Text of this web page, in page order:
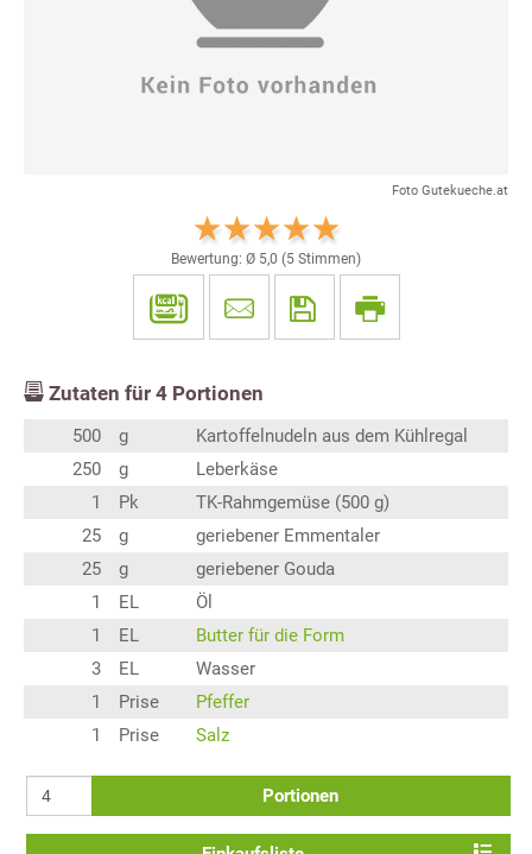
Foto Gutekueche.at
Bewertung: Ø 5,0 (5 Stimmen)
Zutaten für 4 Portionen
500 g
Kartoffelnudeln aus dem Kühlregal
250
g
Leberkäse
1
Pk
TK-Rahmgemüse (500 g)
25
g
geriebener Emmentaler
25
g
geriebener Gouda
1
EL
Öl
1
EL
Butter für die Form
3
EL
Wasser
1
Prise
Pfeffer
1
Prise Salz
Portionen